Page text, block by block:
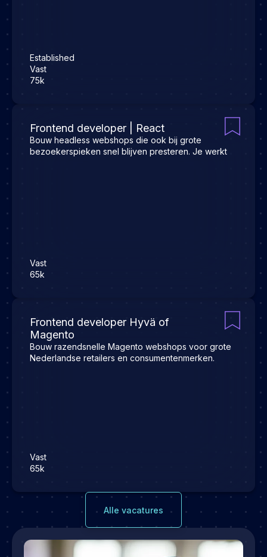
Established
Vast
75k
Frontend developer | React
Bouw headless webshops die ook bij grote
bezoekerspieken snel blijven presteren. Je werkt
Vast
65k
Frontend developer Hyvä of
Magento
Bouw razendsnelle Magento webshops voor grote
Nederlandse retailers en consumentenmerken.
Vast
65k
Alle vacatures